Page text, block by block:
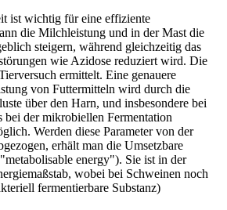
ist wichtig für eine effiziente
die Milchleistung und in der Mast die
steigern, während gleichzeitig das
wie Azidose reduziert wird. Die
ermittelt. Eine genauere
von Futtermitteln wird durch die
über den Harn, und insbesondere bei
bei der mikrobiellen Fermentation
Werden diese Parameter von der
erhält man die Umsetzbare
energy"). Sie ist in der
wobei bei Schweinen noch
fermentierbare Substanz)